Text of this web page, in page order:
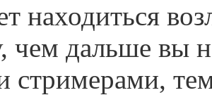
находиться
чем дальше вы
стримерами,